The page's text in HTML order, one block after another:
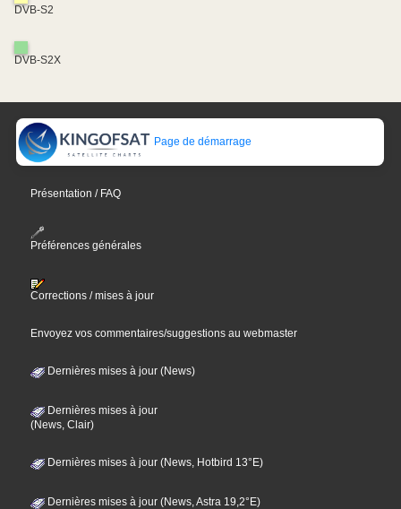
DVB-S2
DVB-S2X
Page de démarrage
Présentation / FAQ
Préférences générales
Corrections / mises à jour
Envoyez vos commentaires/suggestions au webmaster
Dernières mises à jour (News)
Dernières mises à jour
(News, Clair)
Dernières mises à jour (News, Hotbird 13°E)
Dernières mises à jour (News, Astra 19,2°E)